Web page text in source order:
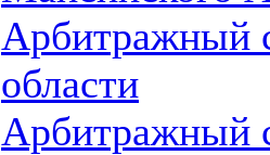
Арбитражный
области
Арбитражный